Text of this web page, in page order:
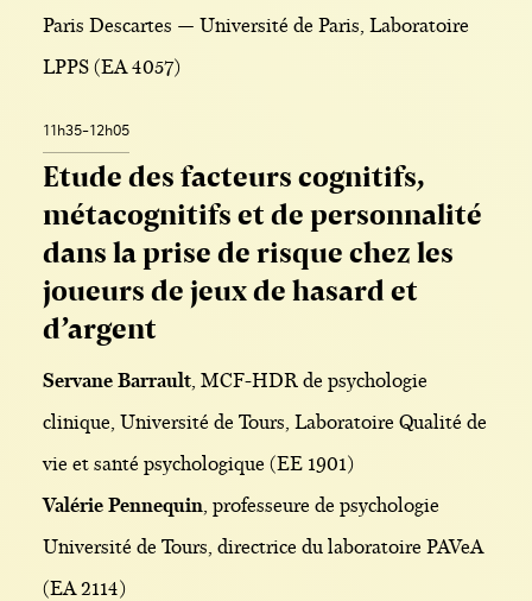
Paris Descartes — Université de Paris, Laboratoire
LPPS (EA 4057)
11h35-12h05
Etude des facteurs cognitifs,
métacognitifs et de personnalité
dans la prise de risque chez les
joueurs de jeux de hasard et
d’argent
Servane Barrault, MCF-HDR de psychologie
clinique, Université de Tours, Laboratoire Qualité de
vie et santé psychologique (EE 1901)
Valérie Pennequin , professeure de psychologie
Université de Tours, directrice du laboratoire PAVeA
(EA 2114)